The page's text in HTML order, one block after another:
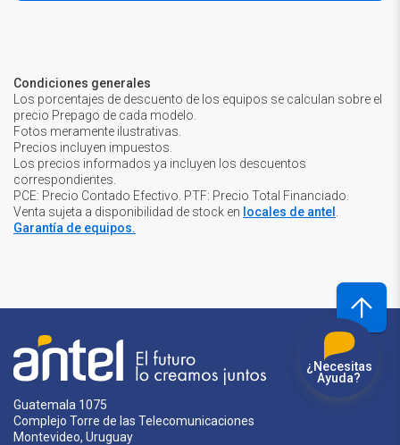
Condiciones generales
Los porcentajes de descuento de los equipos se calculan sobre el
precio Prepago de cada modelo.
Fotos meramente ilustrativas.
Precios incluyen impuestos.
Los precios informados ya incluyen los descuentos
correspondientes.
PCE: Precio Contado Efectivo. PTF: Precio Total Financiado.
Venta sujeta a disponibilidad de stock en locales de antel
Garantía de equipos.
Guatemala 1075
Complejo Torre de las Telecomunicaciones
Montevideo, Uruguay
¿Necesitas
Ayuda?